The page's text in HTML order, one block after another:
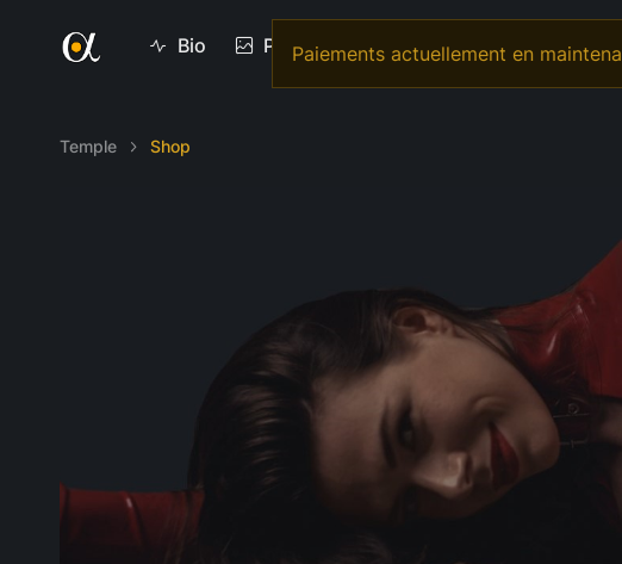
Paiements actuellement en
Bio Photos Vidéos Vidéo
Temple Shop